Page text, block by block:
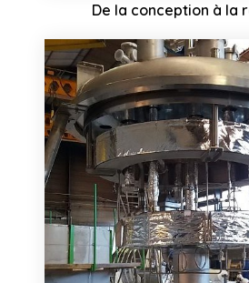
De la conception à la